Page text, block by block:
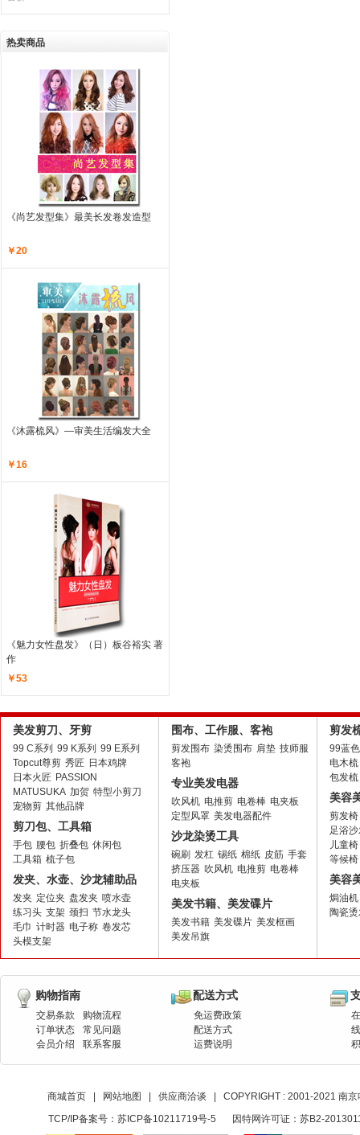
热卖商品
《尚艺发型集》 最美长发卷发造型
￥20
《沐露梳风》—审美生活编发大全
￥16
《魅力女性盘发》
（日）板谷裕实 著
作
￥53
美发剪刀、牙剪
99 C系列 99 K系列 99 E系列
Topcut尊剪 秀匠 日本鸡牌
日本火匠 PASSION
MATUSUKA 加贺 特型小剪刀
宠物剪 其他品牌
剪刀包、工具箱
手包 腰包 折叠包 休闲包
工具箱 梳子包
发夹、水壶、沙龙辅助品
发夹 定位夹 盘发夹 喷水壶
练习头 支架 颈扫 节水龙头
毛巾 计时器 电子称 卷发芯
头模支架
围布、工作服、客袍
剪发围布 染烫围布 肩垫 技师服
客袍
专业美发电器
吹风机 电推剪 电卷棒 电夹板
定型风罩 美发电器配件
沙龙染烫工具
碗刷 发杠 锡纸 棉纸 皮筋 手套
挤压器 吹风机 电推剪 电卷棒
电夹板
美发书籍、美发碟片
美发书籍 美发碟片 美发框画
美发吊旗
剪发
99蓝
电木梳
包发梳
美容
剪发椅
足浴
儿童椅
等候椅
美容
焗油机
陶瓷
购物指南
交易条款
购物流程
订单状态
常见问题
会员介绍
联系客服
配送方式
免运费政策
配送方式
运费说明
商城首页 网站地图 供应商洽谈
COPYRIGHT : 2001-2021 南
TCP/IP备案号： 苏ICP备10211719号-5 因特网许可证：苏B2-